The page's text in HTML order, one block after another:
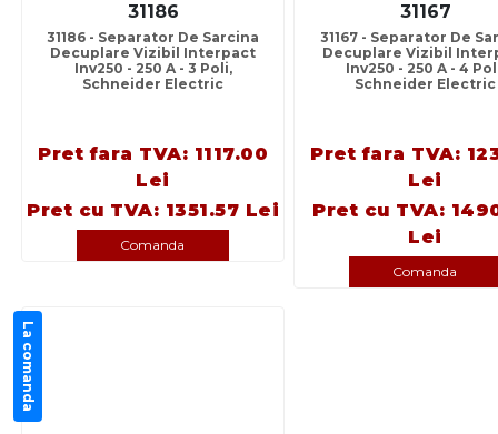
31186
31186 - Separator De Sarcina
Decuplare Vizibil Interpact
Inv250 - 250 A - 3 Poli,
Schneider Electric
Pret fara TVA: 1117.00
Lei
Pret cu TVA: 1351.57 Lei
Comanda
31167
31167 - Separator De
Decuplare Vizibil
Inv250 - 250 A - 4
Schneider Electric
Pret fara TVA:
Lei
Pret cu TVA:
Lei
Comanda
La comanda